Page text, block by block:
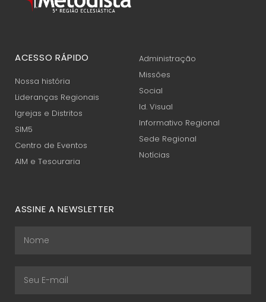
ACESSO RÁPIDO
Nossa história
Lideranças Regionais
Igrejas e Distritos
SIM5
Centro de Eventos
AIM e Tesouraria
Administração
Missões
Social
Id. Visual
Informativo Regional
Sede Regional
Notícias
ASSINE A NEWSLETTER